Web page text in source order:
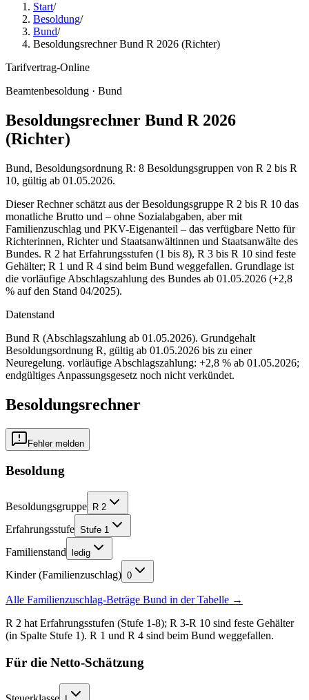
Start/
Besoldung/
Bund/
Besoldungsrechner Bund R 2026 (Richter)
Tarifvertrag-Online
Beamtenbesoldung · Bund
Besoldungsrechner Bund R 2026
(Richter)
Bund, Besoldungsordnung R: 8 Besoldungsgruppen von R 2 bis R
10, gültig ab 01.05.2026.
Dieser Rechner schätzt aus der Besoldungsgruppe R 2 bis R 10 das
monatliche Brutto und – ohne Sozialabgaben, aber mit
Familienzuschlag und PKV-Eigenanteil – das verfügbare Netto für
Richterinnen, Richter und Staatsanwältinnen und Staatsanwälte des
Bundes. R 2 hat Erfahrungsstufen (1 bis 8), R 3 bis R 10 sind feste
Gehälter; R 1 und R 4 sind beim Bund weggefallen. Grundlage ist
die vorläufige Abschlagszahlung des Bundes ab 01.05.2026 (+2,8
% auf den Stand 04/2025).
Datenstand
Bund R (Abschlagszahlung ab 01.05.2026). Grundgehalt
Besoldungsordnung R, gültig ab 01.05.2026 bis zu einer
Neuregelung. vorläufige Abschlagszahlung: +2,8 % ab 01.05.2026;
endgültiges Anpassungsgesetz noch nicht verkündet.
Besoldungsrechner
Fehler melden
Besoldung
Besoldungsgruppe R 2
Erfahrungsstufe Stufe 1
Familienstand ledig
Kinder (Familienzuschlag) 0
Alle Familienzuschlag-Beträge Bund in der Tabelle →
R 2 hat Erfahrungsstufen (Stufe 1-8); R 3-R 10 sind feste Gehälter
(in Spalte Stufe 1). R 1 und R 4 sind beim Bund weggefallen.
Für die Netto-Schätzung